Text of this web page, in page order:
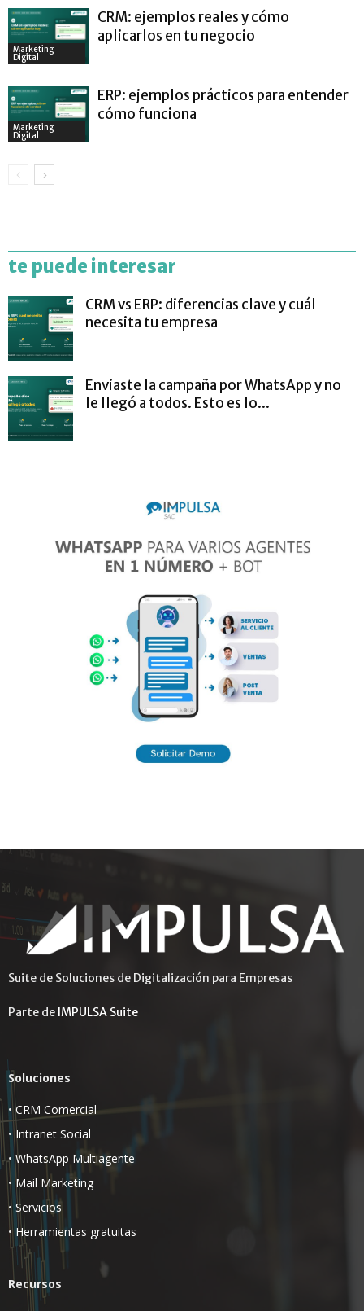
Marketing
Digital
CRM: ejemplos reales y cómo
aplicarlos en tu negocio
Marketing
Digital
ERP: ejemplos prácticos para entender
cómo funciona
te puede interesar
CRM vs ERP: diferencias clave y cuál
necesita tu empresa
Enviaste la campaña por WhatsApp y no
le llegó a todos. Esto es lo...
Suite de Soluciones de Digitalización para Empresas
Parte de IMPULSA Suite
Soluciones
•CRM Comercial
• Intranet Social
• WhatsApp Multiagente
• Mail Marketing
• Servicios
• Herramientas gratuitas
Recursos